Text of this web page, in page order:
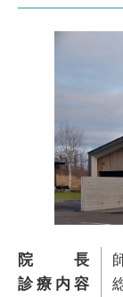
院長
診療内容